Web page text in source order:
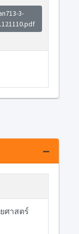
3-
ศาสตร์